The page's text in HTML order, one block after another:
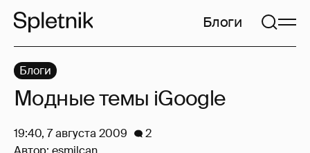
Блоги
Блоги
Модные темы iGoogle
19:40, 7 августа 2009
2